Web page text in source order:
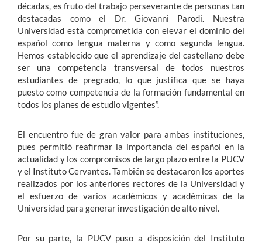
décadas, es fruto del trabajo perseverante de personas tan
destacadas como el Dr. Giovanni Parodi. Nuestra
Universidad está comprometida con elevar el dominio del
español como lengua materna y como segunda lengua.
Hemos establecido que el aprendizaje del castellano debe
ser una competencia transversal de todos nuestros
estudiantes de pregrado, lo que justifica que se haya
puesto como competencia de la formación fundamental en
todos los planes de estudio vigentes”.
El encuentro fue de gran valor para ambas instituciones,
pues permitió reafirmar la importancia del español en la
actualidad y los compromisos de largo plazo entre la PUCV
y el Instituto Cervantes. También se destacaron los aportes
realizados por los anteriores rectores de la Universidad y
el esfuerzo de varios académicos y académicas de la
Universidad para generar investigación de alto nivel.
Por su parte, la PUCV puso a disposición del Instituto